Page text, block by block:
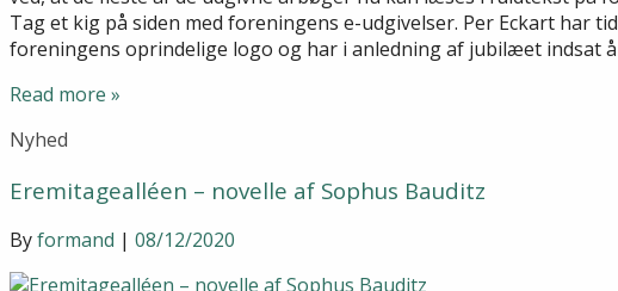
Tag et kig på siden med foreningens e-udgivelser. Per Eckart har
foreningens oprindelige logo og har i anledning af jubilæet indsat
Read more »
Nyhed
Eremitagealléen – novelle af Sophus Bauditz
Byformand | 08/12/2020